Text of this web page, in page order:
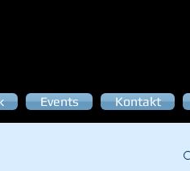
Events Kontakt